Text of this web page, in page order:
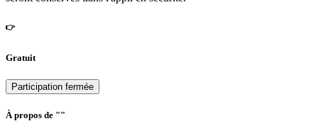
👉
Gratuit
Participation fermée
À propos de ""